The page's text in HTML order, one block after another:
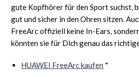
gute Kopfhörer für den Sport suchst,
gut und sicher in den Ohren sitzen.
FreeArc offiziell keine In-Ears,
könnten sie für Dich genau das
HUAWEI FreeArc kaufen *